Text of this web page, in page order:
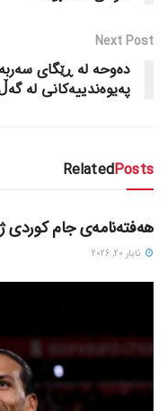
Next Post
ده‌وحه‌ له‌ ڕێگای
په‌یوه‌ندییه‌کانی له‌
RelatedPosts
دسته‌بندی نشده
هەفتەنامەی جام کوردی
ئایار 20, 2026